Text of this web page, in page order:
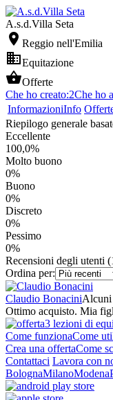
A.s.d.Villa Seta
 Reggio nell'Emilia
Equitazione
Offerte
Che ho creato:2Che ho
InformazioniInfo
Riepilogo generale
Eccellente
100,0%
Molto buono
0%
Buono
0%
Discreto
0%
Pessimo
0%
Recensioni degli utenti
Ordina per:
Claudio BonaciniAlcuni
Ottimo acquisto. Mia
3 lezioni di
Come funzionaCome
Crea una offertaCome
Contattaci Lavora con
BolognaMilanoModena